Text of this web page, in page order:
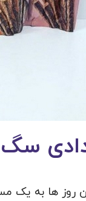
روز ها به یک